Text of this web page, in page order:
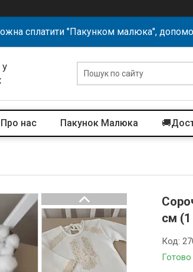
сплатити "Пакунком малюка",
Про нас Пакунок Малюка
см (1
Готово
Код: